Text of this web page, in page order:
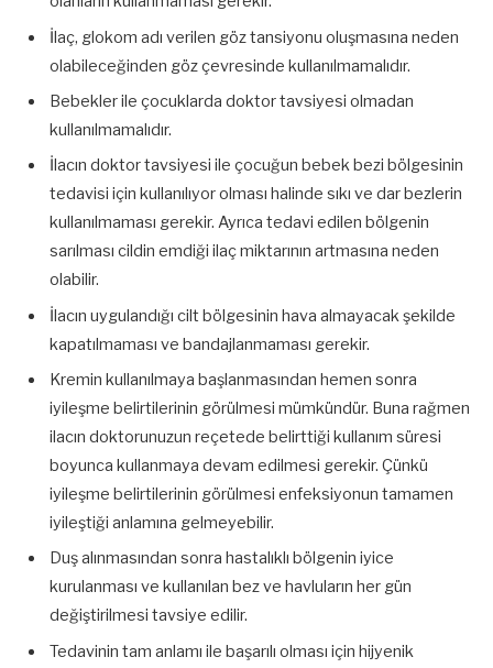
İlaç, glokom adı verilen göz tansiyonu oluşmasına neden
olabileceğinden göz çevresinde kullanılmamalıdır.
Bebekler ile çocuklarda doktor tavsiyesi olmadan
kullanılmamalıdır.
İlacın doktor tavsiyesi ile çocuğun bebek bezi bölgesinin
tedavisi için kullanılıyor olması halinde sıkı ve dar bezlerin
kullanılmaması gerekir. Ayrıca tedavi edilen bölgenin
sarılması cildin emdiği ilaç miktarının artmasına neden
olabilir.
İlacın uygulandığı cilt bölgesinin hava almayacak şekilde
kapatılmaması ve bandajlanmaması gerekir.
Kremin kullanılmaya başlanmasından hemen sonra
iyileşme belirtilerinin görülmesi mümkündür. Buna rağmen
ilacın doktorunuzun reçetede belirttiği kullanım süresi
boyunca kullanmaya devam edilmesi gerekir. Çünkü
iyileşme belirtilerinin görülmesi enfeksiyonun tamamen
iyileştiği anlamına gelmeyebilir.
Duş alınmasından sonra hastalıklı bölgenin iyice
kurulanması ve kullanılan bez ve havluların her gün
değiştirilmesi tavsiye edilir.
Tedavinin tam anlamı ile başarılı olması için hijyenik